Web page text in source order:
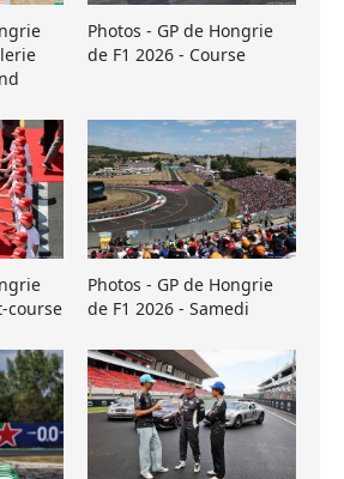
Photos - GP de Hongrie
de F1 2026 - Course
course
Photos - GP de Hongrie
de F1 2026 - Samedi